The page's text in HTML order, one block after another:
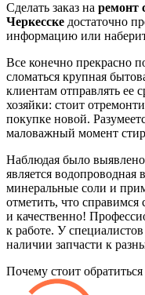
Сделать заказ на ремонт
Черкесске достаточно
информацию или
Все конечно прекрасно
сломаться крупная
клиентам отправлять ее
хозяйки: стоит
покупке новой.
маловажный момент
Наблюдая было
является
минеральные соли и
отметить, что
и качественно!
к работе. У
наличии запчасти к
Почему стоит